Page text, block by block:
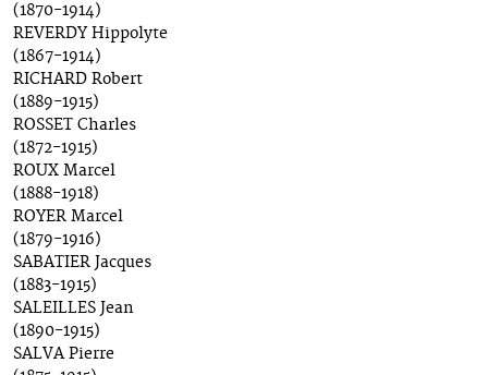
(1870-1914)
REVERDY Hippolyte
(1867-1914)
RICHARD Robert
(1889-1915)
ROSSET Charles
(1872-1915)
ROUX Marcel
(1888-1918)
ROYER Marcel
(1879-1916)
SABATIER Jacques
(1883-1915)
SALEILLES Jean
(1890-1915)
SALVA Pierre